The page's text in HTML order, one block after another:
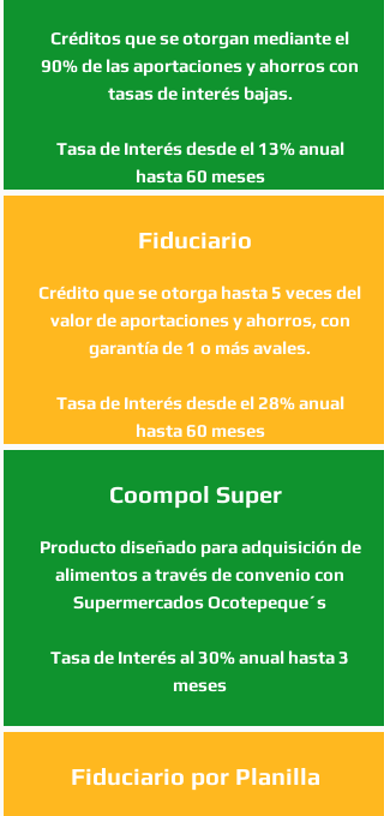
Créditos que se otorgan mediante el
90% de las aportaciones y ahorros con
tasas de interés bajas.
Tasa de Interés desde el 13% anual
hasta 60 meses
Fiduciario
Crédito que se otorga hasta 5 veces del
valor de aportaciones y ahorros, con
garantía de 1 o más avales.
Tasa de Interés desde el 28% anual
hasta 60 meses
Coompol Super
Producto diseñado para adquisición de
alimentos a través de convenio con
Supermercados Ocotepeque´s
Tasa de Interés al 30% anual hasta 3
meses
Fiduciario por Planilla